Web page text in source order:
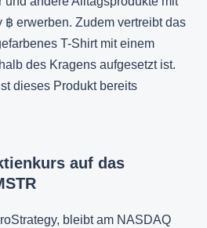
฿ erwerben. Zudem vertreibt das
T-Shirt mit einem
des Kragens aufgesetzt ist.
dieses Produkt bereits
auf das
bleibt am NASDAQ